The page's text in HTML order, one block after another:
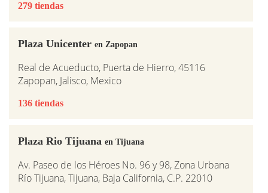
279 tiendas
Plaza Unicenter en Zapopan
Real de Acueducto, Puerta de Hierro, 45116
Zapopan, Jalisco, Mexico
136 tiendas
Plaza Rio Tijuana en Tijuana
Av. Paseo de los Héroes No. 96 y 98, Zona Urbana
Río Tijuana, Tijuana, Baja California, C.P. 22010